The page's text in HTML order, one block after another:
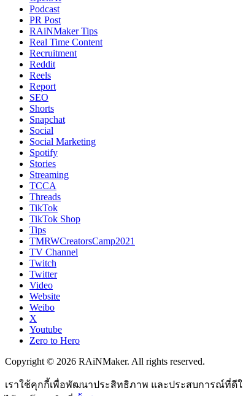
Podcast
PR Post
RAiNMaker Tips
Real Time Content
Recruitment
Reddit
Reels
Report
SEO
Shorts
Snapchat
Social
Social Marketing
Spotify
Stories
Streaming
TCCA
Threads
TikTok
TikTok Shop
Tips
TMRWCreatorsCamp2021
TV Channel
Twitch
Twitter
Video
Website
Weibo
X
Youtube
Zero to Hero
Copyright © 2026 RAiNMaker. All rights reserved.
เราใช้คุกกี้เพื่อพัฒนาประสิทธิภาพ และประสบการณ์ที่ดี